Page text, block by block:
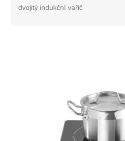
dvojitý indukční vařič